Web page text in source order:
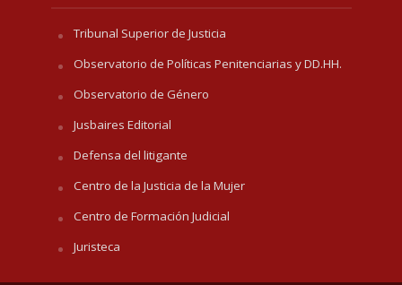
Tribunal Superior de Justicia
Observatorio de Políticas Penitenciarias y DD.HH.
Observatorio de Género
Jusbaires Editorial
Defensa del litigante
Centro de la Justicia de la Mujer
Centro de Formación Judicial
Juristeca